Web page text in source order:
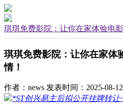
琪琪免费影院：让你在家体验电
琪琪免费影院：让你在家体
情！
作者：news 发表时间：2025-08-12
*ST创兴易主后拟公开挂牌转让